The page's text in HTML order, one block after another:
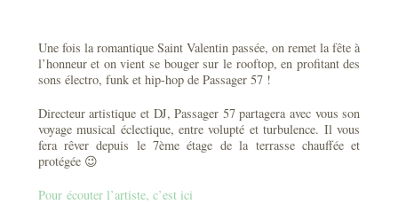
Une fois la romantique Saint Valentin passée, on remet la fête à
l’honneur et on vient se bouger sur le rooftop, en profitant des
sons électro, funk et hip-hop de Passager 57 !
Directeur artistique et DJ, Passager 57 partagera avec vous son
voyage musical éclectique, entre volupté et turbulence. Il vous
fera rêver depuis le 7ème étage de la terrasse chauffée et
protégée 😉
Pour écouter l’artiste, c’est ici